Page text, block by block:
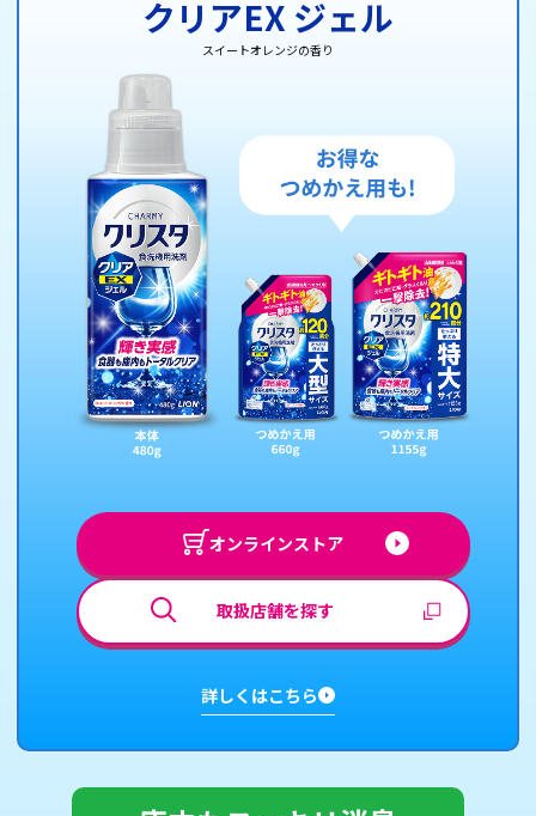
クリアEX ジェル
スイートオレンジの香り
詳しくはこちら
オンラインストア
取扱店舗を探す